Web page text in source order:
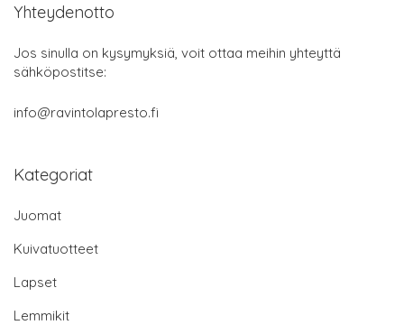
Yhteydenotto
Jos sinulla on kysymyksiä, voit ottaa meihin yhteyttä
sähköpostitse:
info@ravintolapresto.fi
Kategoriat
Juomat
Kuivatuotteet
Lapset
Lemmikit